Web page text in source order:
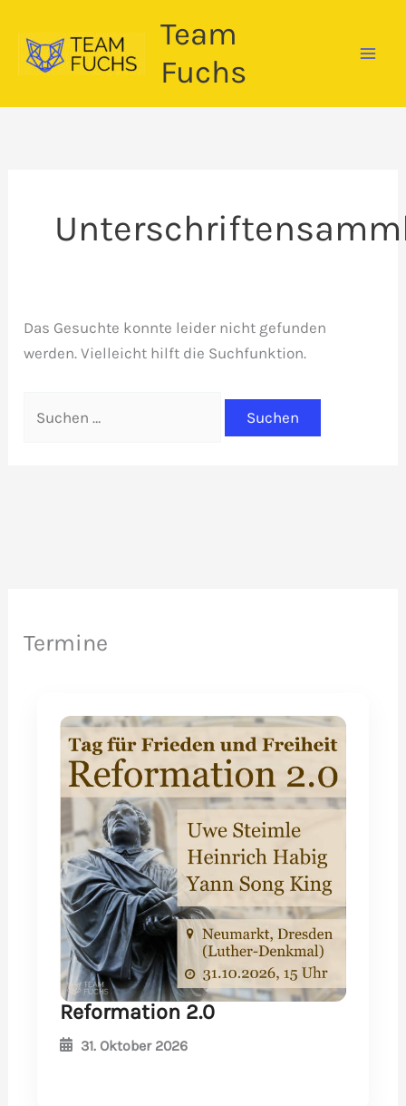
Inhalt
springen
Team
Fuchs
Das Gesuchte konnte leider nicht gefunden
werden. Vielleicht hilft die Suchfunktion.
Termine
Reformation 2.0
31. Oktober 2026